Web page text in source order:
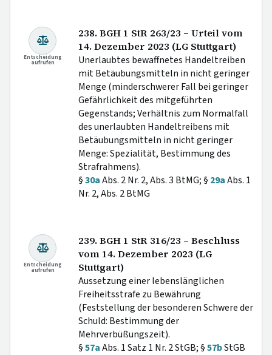
Entscheidung
aufrufen
238. BGH 1 StR 263/23 – Urteil vom
14. Dezember 2023 (LG Stuttgart)
Unerlaubtes bewaffnetes Handeltreiben
mit Betäubungsmitteln in nicht geringer
Menge (minderschwerer Fall bei geringer
Gefährlichkeit des mitgeführten
Gegenstands; Verhältnis zum Normalfall
des unerlaubten Handeltreibens mit
Betäubungsmitteln in nicht geringer
Menge: Spezialität, Bestimmung des
Strafrahmens).
§30aAbs. 2 Nr. 2, Abs. 3 BtMG; § 29aAbs. 1
Nr. 2, Abs. 2 BtMG
Entscheidung
aufrufen
239. BGH 1 StR 316/23 – Beschluss
vom 14. Dezember 2023 (LG
Stuttgart)
Aussetzung einer lebenslänglichen
Freiheitsstrafe zu Bewährung
(Feststellung der besonderen Schwere der
Schuld: Bestimmung der
Mehrverbüßungszeit).
§57aAbs. 1 Satz 1 Nr. 2 StGB; §57bStGB